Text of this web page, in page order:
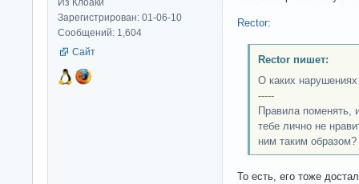
Зарегистрирован: 01-06-10
Сообщений: 1,604
Сайт
Rector:
Rector пишет:
О каких нарушениях
-----
Правила поменять,
тебе лично не
ним таким образом?
То есть, его тоже